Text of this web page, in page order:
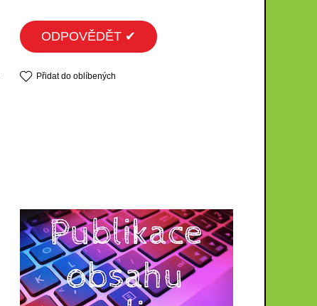
ODPOVĚDĚT ✔
Přidat do oblíbených